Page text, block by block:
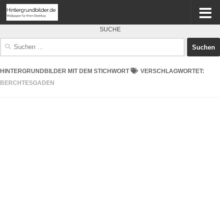
SUCHE
HINTERGRUNDBILDER MIT DEM STICHWORT
VERSCHLAGWORTET:
BERCHTESGADEN